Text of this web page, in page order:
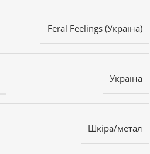
Feral Feelings (Україна)
Україна
Шкіра/метал